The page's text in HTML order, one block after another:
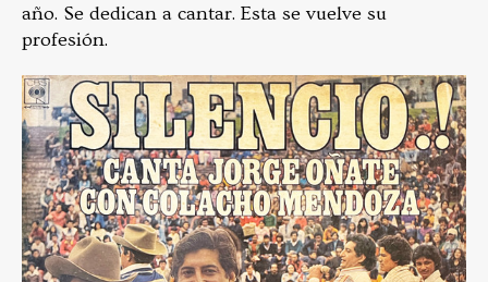
año. Se dedican a cantar. Esta se vuelve su
profesión.